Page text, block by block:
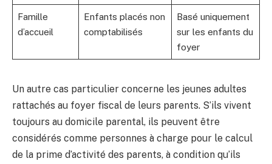
Famille
d’accueil
Enfants placés non
comptabilisés
Basé uniquement
sur les enfants du
foyer
Un autre cas particulier concerne les jeunes adultes
rattachés au foyer fiscal de leurs parents. S’ils vivent
toujours au domicile parental, ils peuvent être
considérés comme personnes à charge pour le calcul
de la prime d’activité des parents, à condition qu’ils